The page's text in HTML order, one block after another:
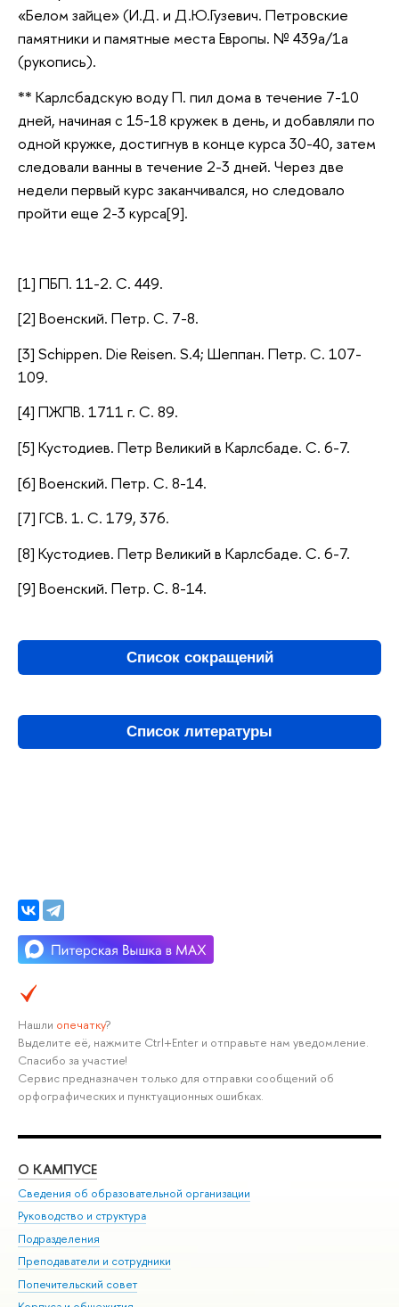
«Белом зайце» (И.Д. и Д.Ю.Гузевич. Петровские
памятники и памятные места Европы. № 439а/1а
(рукопись).
** Карлсбадскую воду П. пил дома в течение 7-10
дней, начиная с 15-18 кружек в день, и добавляли по
одной кружке, достигнув в конце курса 30-40, затем
следовали ванны в течение 2-3 дней. Через две
недели первый курс заканчивался, но следовало
пройти еще 2-3 курса[9].
[1] ПБП. 11-2. С. 449.
[2] Военский. Петр. С. 7-8.
[3] Schippen. Die Reisen. S.4; Шеппан. Петр. С. 107-
109.
[4] ПЖПВ. 1711 г. С. 89.
[5] Кустодиев. Петр Великий в Карлсбаде. С. 6-7.
[6] Военский. Петр. С. 8-14.
[7] ГСВ. 1. С. 179, 376.
[8] Кустодиев. Петр Великий в Карлсбаде. С. 6-7.
[9] Военский. Петр. С. 8-14.
Список сокращений
Список литературы
Нашли опечатку?
Выделите её, нажмите Ctrl+Enter и отправьте нам уведомление.
Спасибо за участие!
Сервис предназначен только для отправки сообщений об
орфографических и пунктуационных ошибках.
О КАМПУСЕ
Сведения об образовательной организации
Руководство и структура
Подразделения
Преподаватели и сотрудники
Попечительский совет